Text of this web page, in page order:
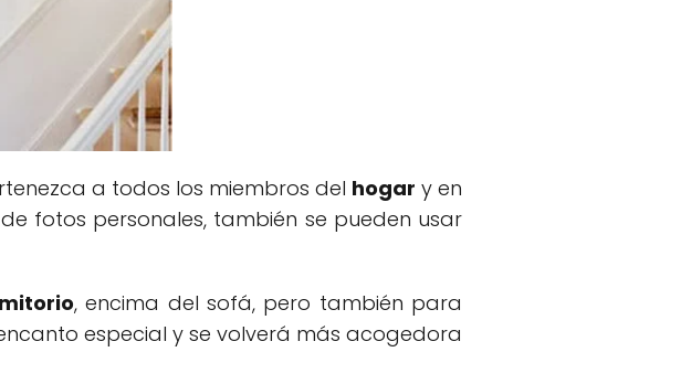
a todos los miembros del hogar y en
fotos personales, también se pueden usar
, encima del sofá, pero también para
especial y se volverá más acogedora